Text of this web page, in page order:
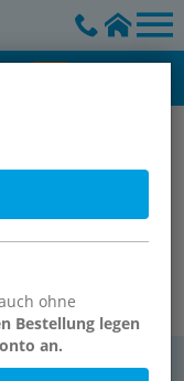
ohne
Bestellung legen
an.
ORION NW 5,5
6
MwSt.